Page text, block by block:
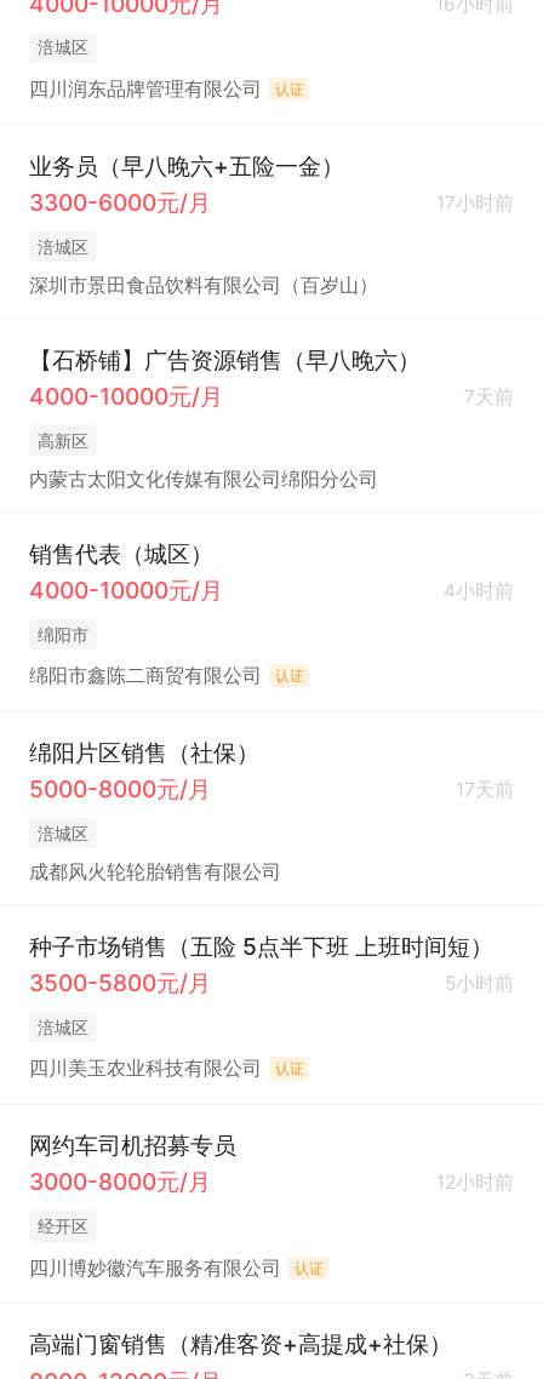
涪城区
四川润东品牌管理有限公司 认证
业务员（早八晚六+五险一金）
3300-6000元/月
17小时前
涪城区
深圳市景田食品饮料有限公司（百岁山）
【石桥铺】广告资源销售（早八晚六）
4000-10000元/月
7天前
高新区
内蒙古太阳文化传媒有限公司绵阳分公司
销售代表（城区）
4000-10000元/月
4小时前
绵阳市
绵阳市鑫陈二商贸有限公司 认证
绵阳片区销售（社保）
5000-8000元/月
17天前
涪城区
成都风火轮轮胎销售有限公司
种子市场销售（五险 5点半下班 上班时间短）
3500-5800元/月
5小时前
涪城区
四川美玉农业科技有限公司 认证
网约车司机招募专员
3000-8000元/月
12小时前
经开区
四川博妙徽汽车服务有限公司 认证
高端门窗销售（精准客资+高提成+社保）